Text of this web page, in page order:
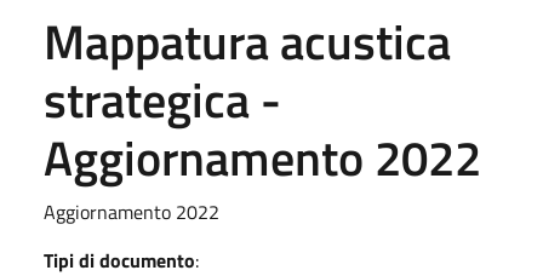
Mappatura acustica
strategica -
Aggiornamento 2022
Aggiornamento 2022
Tipi di documento: